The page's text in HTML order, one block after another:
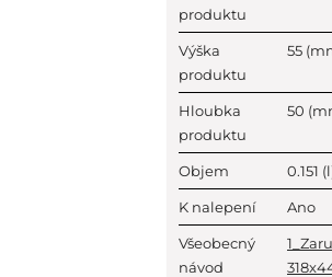
produktu
Výška
produktu
55
Hloubka
produktu
50
Objem 0.151
K nalepení Ano
Všeobecný
návod